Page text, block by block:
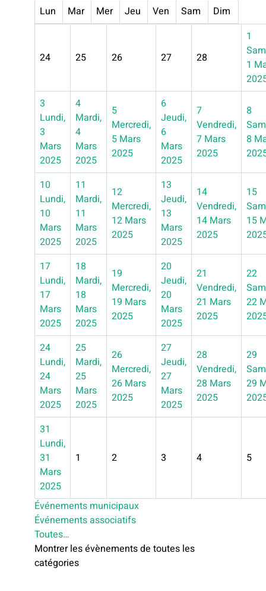
Lun
Mar Mer Jeu Ven Sam Dim
24 25 26 27 28
1
1
3
Lundi,
3
Mars
2025
4
Mardi,
4
Mars
2025
5
Mercredi,
5 Mars
2025
6
Jeudi,
6
Mars
2025
7
Vendredi,
7 Mars
2025
8
8
10
Lundi,
10
Mars
2025
11
Mardi,
11
Mars
2025
12
Mercredi,
12 Mars
2025
13
Jeudi,
13
Mars
2025
14
Vendredi,
14 Mars
2025
15
15
17
Lundi,
17
Mars
2025
18
Mardi,
18
Mars
2025
19
Mercredi,
19 Mars
2025
20
Jeudi,
20
Mars
2025
21
Vendredi,
21 Mars
2025
22
22
24
Lundi,
24
Mars
2025
25
Mardi,
25
Mars
2025
26
Mercredi,
26 Mars
2025
27
Jeudi,
27
Mars
2025
28
Vendredi,
28 Mars
2025
29
29
31
Lundi,
31
Mars
2025
1 2 3 4 5
Événements municipaux
Événements associatifs
Toutes…
Montrer les évènements de toutes les
catégories